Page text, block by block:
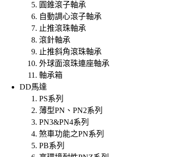
圓錐滾子軸承
自動調心滾子軸承
止推滾珠軸承
滾針軸承
止推斜角滾珠軸承
外球面滾珠連座軸承
軸承箱
DD馬達
PS系列
薄型PN、PN2系列
PN3&PN4系列
煞車功能之PN系列
PB系列